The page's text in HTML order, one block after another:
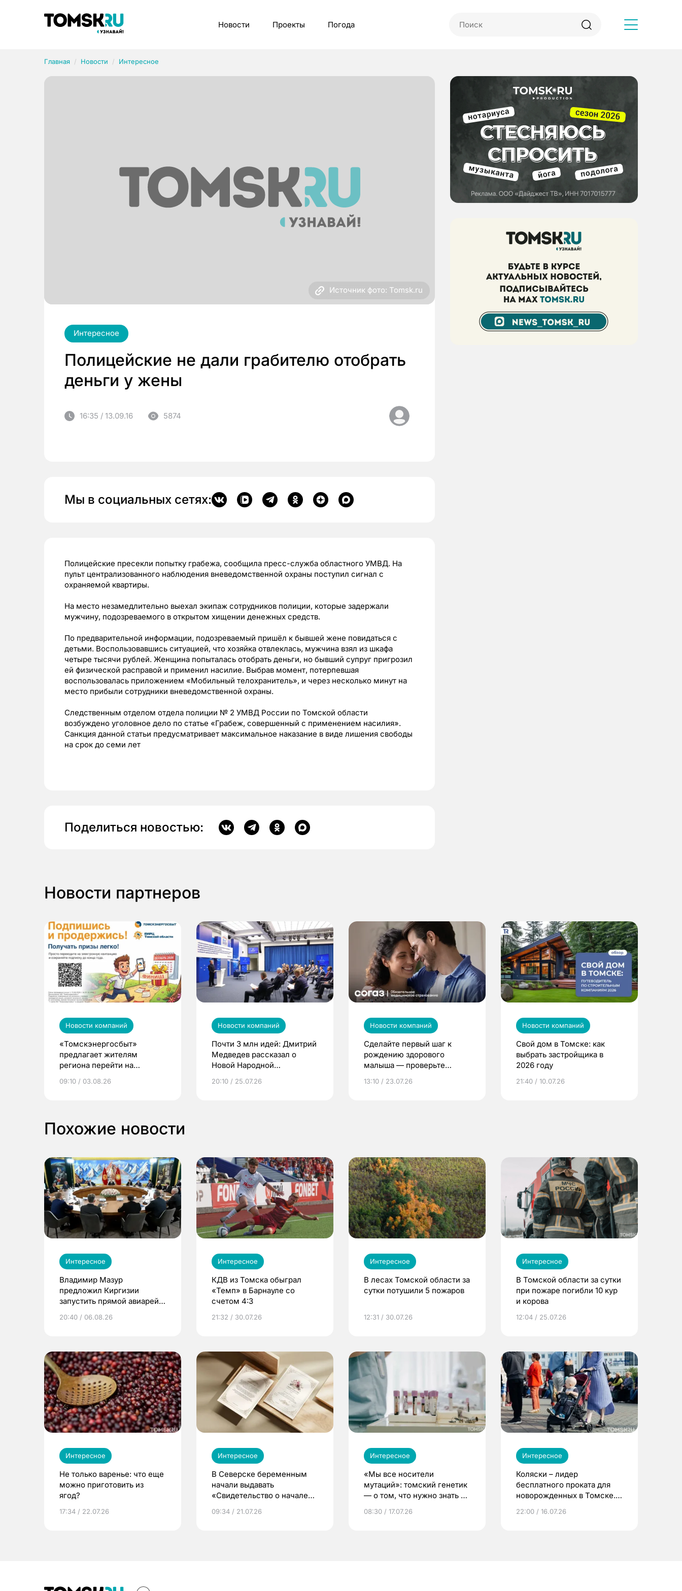
Новости Проекты Погода
Главная Новости Интересное
Источник фото: Tomsk.ru
Интересное
Полицейские не дали грабителю отобрать
деньги у жены
16:35 / 13.09.16 5874
Мы в социальных сетях:
Полицейские пресекли попытку грабежа, сообщила пресс-служба областного УМВД. На
пульт централизованного наблюдения вневедомственной охраны поступил сигнал с
охраняемой квартиры.
На место незамедлительно выехал экипаж сотрудников полиции, которые задержали
мужчину, подозреваемого в открытом хищении денежных средств.
По предварительной информации, подозреваемый пришёл к бывшей жене повидаться с
детьми. Воспользовавшись ситуацией, что хозяйка отвлеклась, мужчина взял из шкафа
четыре тысячи рублей. Женщина попыталась отобрать деньги, но бывший супруг пригрозил
ей физической расправой и применил насилие. Выбрав момент, потерпевшая
воспользовалась приложением «Мобильный телохранитель», и через несколько минут на
место прибыли сотрудники вневедомственной охраны.
Следственным отделом отдела полиции № 2 УМВД России по Томской области
возбуждено уголовное дело по статье «Грабеж, совершенный с применением насилия».
Санкция данной статьи предусматривает максимальное наказание в виде лишения свободы
на срок до семи лет
Поделиться новостью:
Новости партнеров
Новости компаний
«Томскэнергосбыт»
предлагает жителям
региона перейти на
выиграть призы
09:10 / 03.08.26
Новости компаний
Почти 3 млн идей: Дмитрий
Медведев рассказал о
Новой Народной
20:10 / 25.07.26
Новости компаний
Сделайте первый шаг к
рождению здорового
малыша — проверьте
по ОМС!
13:10 / 23.07.26
Новости компаний
Свой дом в Томске: как
выбрать застройщика в
2026 году
21:40 / 10.07.26
Похожие новости
Интересное
Владимир Мазур
предложил Киргизии
запустить прямой авиарейс
20:40 / 06.08.26
Интересное
КДВ из Томска обыграл
«Темп» в Барнауле со
счетом 4:3
21:32 / 30.07.26
Интересное
В лесах Томской области за
сутки потушили 5 пожаров
12:31 / 30.07.26
Интересное
В Томской области за сутки
при пожаре погибли 10 кур
и корова
12:04 / 25.07.26
Интересное
Не только варенье: что еще
можно приготовить из
ягод?
17:34 / 22.07.26
Интересное
В Северске беременным
начали выдавать
«Свидетельство о начале
09:34 / 21.07.26
Интересное
«Мы все носители
мутаций»: томский генетик
— о том, что нужно знать до
08:30 / 17.07.26
Интересное
Коляски – лидер
бесплатного проката для
новорожденных в Томске.
22:00 / 16.07.26
Рубрики